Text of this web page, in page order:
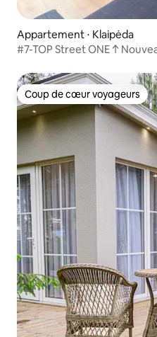
Appartement ⋅ Klaipėda
#7-TOP Street ONE ↑
Coup de cœur voyageurs
Coup de cœur voyageurs